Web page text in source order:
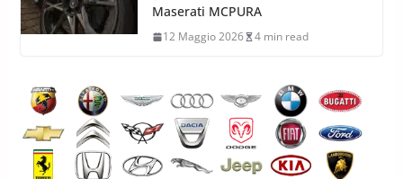
Maserati MCPURA
12 Maggio 2026 4 min read